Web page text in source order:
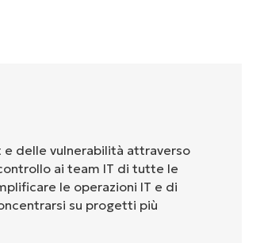
delle vulnerabilità attraverso
ai team IT di tutte le
le operazioni IT e di
su progetti più